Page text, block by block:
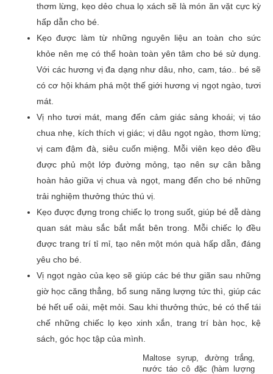
thơm lừng, kẹo dẻo chua lọ xách sẽ là món ăn vặt cực kỳ
hấp dẫn cho bé.
Kẹo được làm từ những nguyên liệu an toàn cho sức
khỏe nên mẹ có thể hoàn toàn yên tâm cho bé sử dụng.
Với các hương vị đa dạng như dâu, nho, cam, táo.. bé sẽ
có cơ hội khám phá một thế giới hương vị ngọt ngào, tươi
mát.
Vị nho tươi mát, mang đến cảm giác sảng khoái; vị táo
chua nhẹ, kích thích vị giác; vị dâu ngọt ngào, thơm lừng;
vị cam đậm đà, siêu cuốn miệng. Mỗi viên kẹo dẻo đều
được phủ một lớp đường mỏng, tạo nên sự cân bằng
hoàn hảo giữa vị chua và ngọt, mang đến cho bé những
trải nghiệm thưởng thức thú vị.
Kẹo được đựng trong chiếc lọ trong suốt, giúp bé dễ dàng
quan sát màu sắc bắt mắt bên trong. Mỗi chiếc lọ đều
được trang trí tỉ mỉ, tạo nên một món quà hấp dẫn, đáng
yêu cho bé.
Vị ngọt ngào của kẹo sẽ giúp các bé thư giãn sau những
giờ học căng thẳng, bổ sung năng lượng tức thì, giúp các
bé hết uể oải, mệt mỏi. Sau khi thưởng thức, bé có thể tái
chế những chiếc lọ kẹo xinh xắn, trang trí bàn học, kệ
sách, góc học tập của mình.
Maltose syrup, đường trắng,
nước táo cô đặc (hàm lượng
Đánh giá của bạn*